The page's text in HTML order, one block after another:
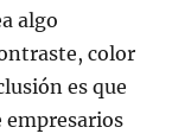
algo
color
es que
empresarios